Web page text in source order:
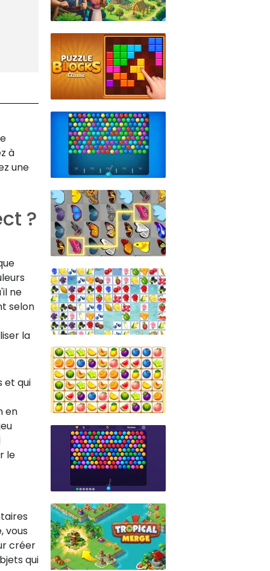
à
une
?
ne
selon
la
et qui
en
le
vous
créer
qui